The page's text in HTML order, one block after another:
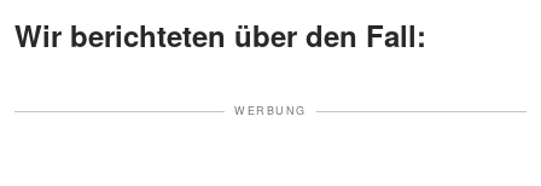
Wir berichteten über den Fall:
WERBUNG